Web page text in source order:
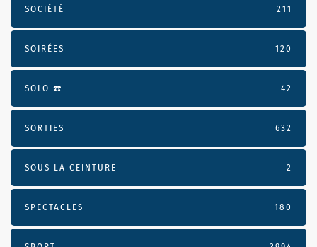
SOCIÉTÉ 211
SOIRÉES 120
SOLO ☎️ 42
SORTIES 632
SOUS LA CEINTURE 2
SPECTACLES 180